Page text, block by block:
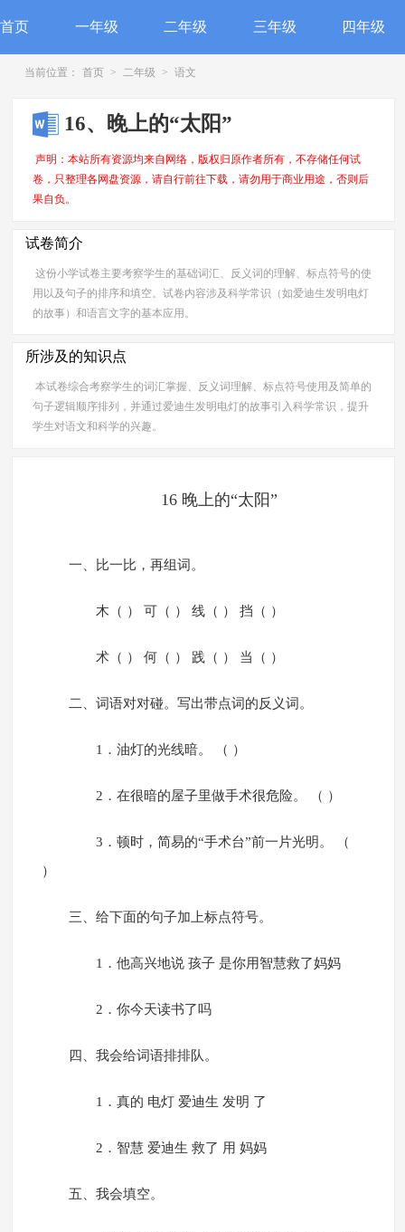
首页 一年级 二年级 三年级 四年级
当前位置： 首页 > 二年级 > 语文
16、晚上的“太阳”
声明：本站所有资源均来自网络，版权归原作者所有，不存储任何试
卷，只整理各网盘资源，请自行前往下载，请勿用于商业用途，否则后
果自负。
试卷简介
这份小学试卷主要考察学生的基础词汇、反义词的理解、标点符号的使
用以及句子的排序和填空。试卷内容涉及科学常识（如爱迪生发明电灯
的故事）和语言文字的基本应用。
所涉及的知识点
本试卷综合考察学生的词汇掌握、反义词理解、标点符号使用及简单的
句子逻辑顺序排列，并通过爱迪生发明电灯的故事引入科学常识，提升
学生对语文和科学的兴趣。
16 晚上的“太阳”
一、比一比，再组词。
木（ ） 可（ ） 线（ ） 挡（ ）
术（ ） 何（ ） 践（ ） 当（ ）
二、词语对对碰。写出带点词的反义词。
1．油灯的光线暗。 （ ）
2．在很暗的屋子里做手术很危险。 （ ）
3．顿时，简易的“手术台”前一片光明。 （
）
三、给下面的句子加上标点符号。
1．他高兴地说 孩子 是你用智慧救了妈妈
2．你今天读书了吗
四、我会给词语排排队。
1．真的 电灯 爱迪生 发明 了
2．智慧 爱迪生 救了 用 妈妈
五、我会填空。